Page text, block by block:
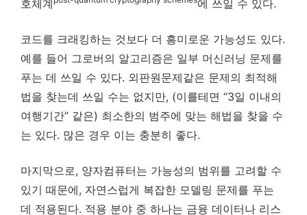
호체계 에 쓰일 수 있다.
코드를 크래킹하는 것보다 더 흥미로운 가능성도 있다.
예를 들어 그로버의 알고리즘은 일부 머신러닝 문제를
푸는 데 쓰일 수 있다. 외판원문제같은 문제의 최적해
법을 찾는데 쓰일 수는 없지만, (이를테면 “3일 이내의
여행기간” 같은) 최소한의 범주에 맞는 해법을 찾을 수
는 있다. 많은 경우 이는 충분히 좋다.
마지막으로, 양자컴퓨터는 가능성의 범위를 고려할 수
있기 때문에, 자연스럽게 복잡한 모델링 문제를 푸는
데 적용된다. 적용 분야 중 하나는 금융 데이터나 리스